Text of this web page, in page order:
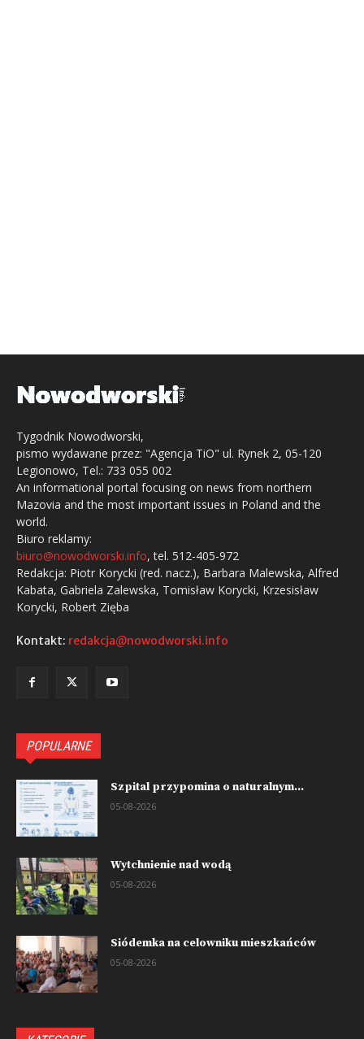
Tygodnik Nowodworski,
pismo wydawane przez: "Agencja TiO" ul. Rynek 2, 05-120
Legionowo, Tel.: 733 055 002
An informational portal focusing on news from northern
Mazovia and the most important issues in Poland and the
world.
Biuro reklamy:
biuro@nowodworski.info, tel. 512-405-972
Redakcja: Piotr Korycki (red. nacz.), Barbara Malewska, Alfred
Kabata, Gabriela Zalewska, Tomisław Korycki, Krzesisław
Korycki, Robert Zięba
Kontakt: redakcja@nowodworski.info
POPULARNE
Szpital przypomina o naturalnym...
05-08-2026
Wytchnienie nad wodą
05-08-2026
Siódemka na celowniku mieszkańców
05-08-2026